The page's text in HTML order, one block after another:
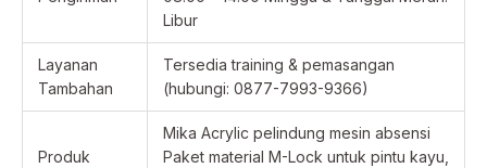
Libur
Layanan
Tambahan
Tersedia training & pemasangan
(hubungi: 0877-7993-9366)
Produk
Mika Acrylic pelindung mesin absensi
Paket material M-Lock untuk pintu kayu,